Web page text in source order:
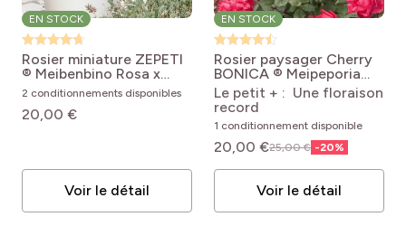
EN STOCK
Rosier miniature ZEPETI
® Meibenbino Rosa x
polyantha Zepeti ®
Meibenbino
2 conditionnements disponibles
20,00 €
Voir le détail
EN STOCK
Rosier paysager Cherry
BONICA ® Meipeporia
Rosa x polyantha Cherry
Bonica 'Meipeporia'
Le petit + : Une floraison
record
1 conditionnement disponible
20,00 €25,00 € -20%
Voir le détail